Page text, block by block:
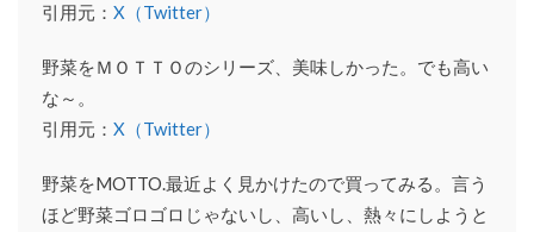
引用元： X（Twitter）
野菜をＭＯＴＴＯのシリーズ、美味しかった。でも高い
な～。
引用元： X（Twitter）
野菜をMOTTO.最近よく見かけたので買ってみる。言う
ほど野菜ゴロゴロじゃないし、高いし、熱々にしようと